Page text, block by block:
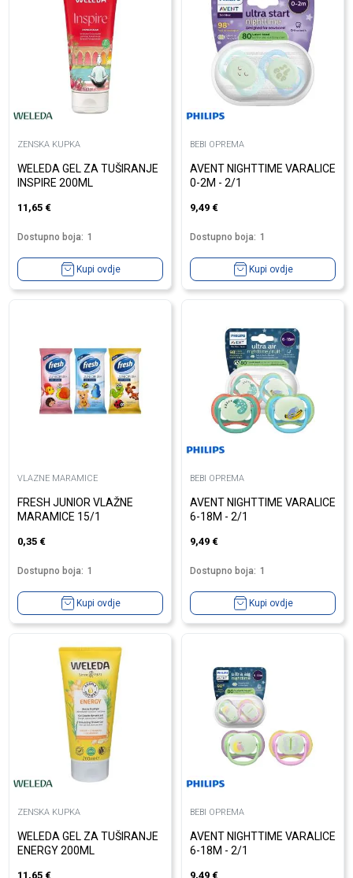
ZENSKA KUPKA
WELEDA GEL ZA TUŠIRANJE
INSPIRE 200ML
11,65 €
Dostupno boja: 1
Kupi ovdje
BEBI OPREMA
AVENT NIGHTTIME VARALICE
0-2M - 2/1
9,49 €
Dostupno boja: 1
Kupi ovdje
VLAZNE MARAMICE
FRESH JUNIOR VLAŽNE
MARAMICE 15/1
0,35 €
Dostupno boja: 1
Kupi ovdje
BEBI OPREMA
AVENT NIGHTTIME VARALICE
6-18M - 2/1
9,49 €
Dostupno boja: 1
Kupi ovdje
ZENSKA KUPKA
WELEDA GEL ZA TUŠIRANJE
ENERGY 200ML
11,65 €
BEBI OPREMA
AVENT NIGHTTIME VARALICE
6-18M - 2/1
9,49 €